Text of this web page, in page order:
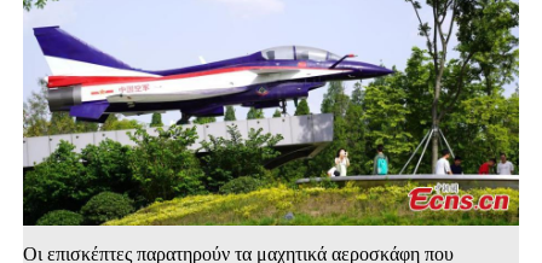
Οι επισκέπτες παρατηρούν τα μαχητικά αεροσκάφη που